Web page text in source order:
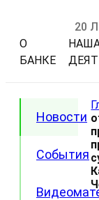
20
О
БАНКЕ
Новости
События